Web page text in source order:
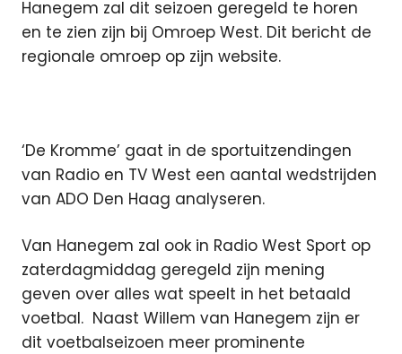
Hanegem zal dit seizoen geregeld te horen
en te zien zijn bij Omroep West. Dit bericht de
regionale omroep op zijn website.
‘De Kromme’ gaat in de sportuitzendingen
van Radio en TV West een aantal wedstrijden
van ADO Den Haag analyseren.
Van Hanegem zal ook in Radio West Sport op
zaterdagmiddag geregeld zijn mening
geven over alles wat speelt in het betaald
voetbal. Naast Willem van Hanegem zijn er
dit voetbalseizoen meer prominente